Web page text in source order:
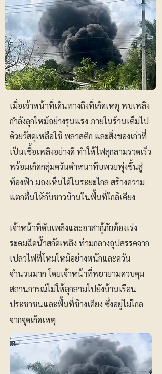
เมื่อเจ้าหน้าที่เดินทางถึงที่เกิดเหตุ พบเพลิง
กำลังลุกไหม้อย่างรุนแรง ภายในร้านเต็มไป
ด้วยวัสดุเหลือใช้ พลาสติก และสิ่งของเก่าที่
เป็นเชื้อเพลิงอย่างดี ทำให้ไฟลุกลามรวดเร็ว
พร้อมเกิดกลุ่มควันดำหนาทึบพวยพุ่งขึ้นสู่
ท้องฟ้า มองเห็นได้ในระยะไกล สร้างความ
แตกตื่นให้กับชาวบ้านในพื้นที่ใกล้เคียง
เจ้าหน้าที่ดับเพลิงและอาสากู้ภัยต้องเร่ง
ระดมฉีดน้ำสกัดเพลิง ท่ามกลางอุปสรรคจาก
เปลวไฟที่โหมไหม้อย่างหนักและควัน
จำนวนมาก โดยเจ้าหน้าที่พยายามควบคุม
สถานการณ์ไม่ให้ลุกลามไปยังบ้านเรือน
ประชาชนและพื้นที่ข้างเคียง ซึ่งอยู่ไม่ไกล
จากจุดเกิดเหตุ